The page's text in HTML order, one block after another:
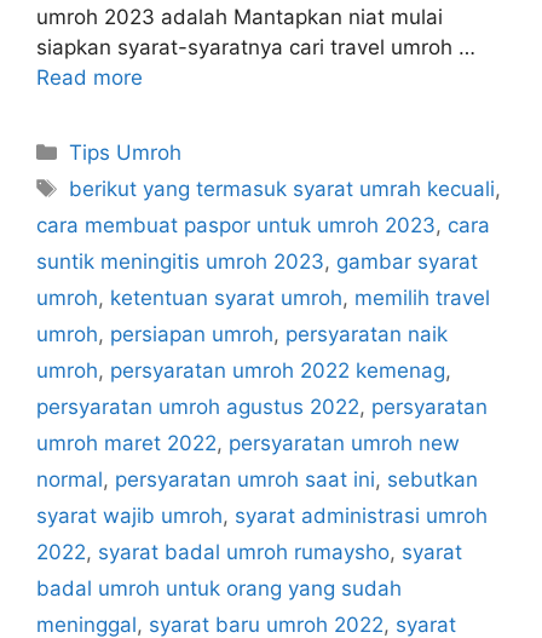
umroh 2023 adalah Mantapkan niat mulai
siapkan syarat-syaratnya cari travel umroh …
Read more
Categories
Tips Umroh
Tags
berikut yang termasuk syarat umrah kecuali,
cara membuat paspor untuk umroh 2023, cara
suntik meningitis umroh 2023, gambar syarat
umroh, ketentuan syarat umroh, memilih travel
umroh, persiapan umroh, persyaratan naik
umroh, persyaratan umroh 2022 kemenag,
persyaratan umroh agustus 2022, persyaratan
umroh maret 2022, persyaratan umroh new
normal, persyaratan umroh saat ini, sebutkan
syarat wajib umroh, syarat administrasi umroh
2022, syarat badal umroh rumaysho, syarat
badal umroh untuk orang yang sudah
meninggal, syarat baru umroh 2022, syarat